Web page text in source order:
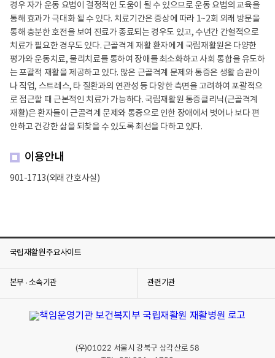
경우 자가 운동 요법이 결정적인 도움이 될 수 있으므로 운동 요법의 교육을
통해 효과가 극대화 될 수 있다. 치료기간은 증상에 따라 1~2회 외래 방문을
통해 충분한 호전을 보여 진료가 종료되는 경우도 있고, 수년간 간헐적으로
치료가 필요한 경우도 있다. 근골격계 재활 환자에게 국립재활원은 다양한
평가와 운동치료, 물리치료를 통하여 장애를 최소화하고 사회 통합을 유도하
는 포괄적 재활을 제공하고 있다. 많은 근골격계 문제와 통증은 생활 습관이
나 직업, 스트레스, 타 질환과의 연관성 등 다양한 측면을 고려하여 포괄적으
로 접근할 때 근본적인 치료가 가능하다. 국립재활원 통증클리닉(근골격계
재활)은 환자들이 근골격계 문제와 통증으로 인한 장애에서 벗어나 보다 편
안하고 건강한 삶을 되찾을 수 있도록 최선을 다하고 있다.
이용안내
901-1713(외래 간호사실)
국립재활원 주요사이트
본부 · 소속기관 관련기관
(우)01022 서울시 강북구 삼각산로 58